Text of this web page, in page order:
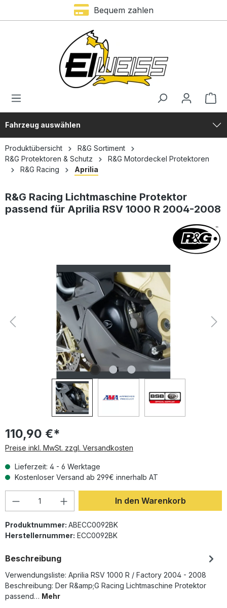
Bequem zahlen
Fahrzeug auswählen
Produktübersicht
R&G Sortiment
R&G Protektoren & Schutz
R&G Motordeckel Protektoren
R&G Racing
Aprilia
R&G Racing Lichtmaschine Protektor
passend für Aprilia RSV 1000 R 2004-2008
110,90 €*
Preise inkl. MwSt. zzgl. Versandkosten
Lieferzeit: 4 - 6 Werktage
Kostenloser Versand ab 299€ innerhalb AT
Produkt Anzahl: Gib den gewünschten
In den Warenkorb
Produktnummer: ABECC0092BK
Herstellernummer: ECC0092BK
Beschreibung
Verwendungsliste: Aprilia RSV 1000 R / Factory 2004 - 2008
Beschreibung: Der R&amp;G Racing Lichtmaschine Protektor
passend… Mehr